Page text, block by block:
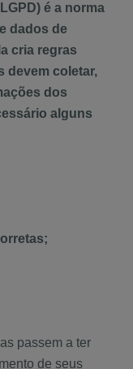
é a norma
dados de
cria regras
devem coletar,
dos
alguns
passem a ter
de seus